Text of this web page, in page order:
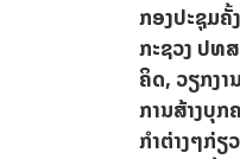
ກອງປະຊຸມຄັ້
ກະຊວງ ປທ
ຄິດ, ວຽກງ
ການສ້າງບຸກ
ກຳ​ຕ່າງໆ​ກ່